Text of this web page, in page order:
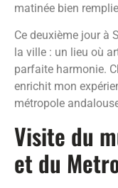
matinée bien
Ce deuxième jour à
la ville : un lieu où
parfaite harmonie.
enrichit mon
métropole
Visite du
et du